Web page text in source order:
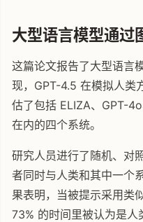
大型语言模型通过
这篇论文报告了大型语言
现，GPT-4.5 在模拟人类
估了包括 ELIZA、GPT-
在内的四个系统。
研究人员进行了随机、对
者同时与人类和其中一个
果表明，当被提示采用类
73% 的时间里被认为是人